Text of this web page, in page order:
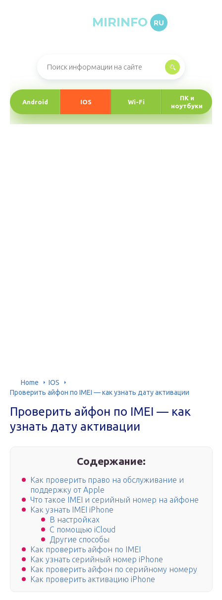
MIRINFO RU
Android IOS Wi-Fi
ПК и
ноутбуки
Home
IOS
Проверить айфон по IMEI — как узнать дату активации
Проверить айфон по IMEI — как
узнать дату активации
Содержание:
Как проверить право на обслуживание и
поддержку от Apple
Что такое IMEI и серийный номер на айфоне
Как узнать IMEI iPhone
В настройках
С помощью iCloud
Другие способы
Как проверить айфон по IMEI
Как узнать серийный номер iPhone
Как проверить айфон по серийному номеру
Как проверить активацию iPhone